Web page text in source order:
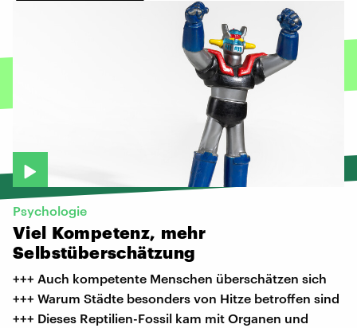
Psychologie
Viel Kompetenz, mehr
Selbstüberschätzung
+++ Auch kompetente Menschen überschätzen sich
+++ Warum Städte besonders von Hitze betroffen sind
+++ Dieses Reptilien-Fossil kam mit Organen und